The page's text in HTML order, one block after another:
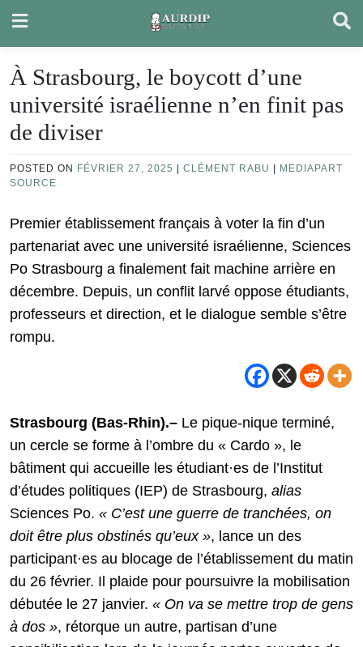
content
À Strasbourg, le boycott d’une
université israélienne n’en finit pas
de diviser
POSTED ON FÉVRIER 27, 2025 CLÉMENT RABU
MEDIAPART
SOURCE
Premier établissement français à voter la fin d’un
partenariat avec une université israélienne, Sciences
Po Strasbourg a finalement fait machine arrière en
décembre. Depuis, un conflit larvé oppose étudiants,
professeurs et direction, et le dialogue semble s’être
rompu.
Strasbourg (Bas-Rhin).– Le pique-nique terminé,
un cercle se forme à l’ombre du « Cardo », le
bâtiment qui accueille les étudiant·es de l’Institut
d’études politiques (IEP) de Strasbourg, alias
Sciences Po. « C’est une guerre de tranchées, on
doit être plus obstinés qu’eux », lance un des
participant·es au blocage de l’établissement du matin
du 26 février. Il plaide pour poursuivre la mobilisation
débutée le 27 janvier. « On va se mettre trop de gens
à dos », rétorque un autre, partisan d’une